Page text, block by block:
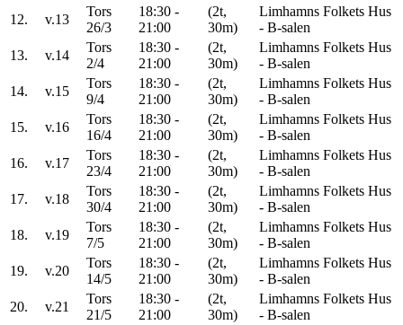
12.
v.13
Tors
26/3
18:30 -
21:00
(2t,
30m)
Limhamns Folkets Hus
- B-salen
13.
v.14
Tors
2/4
18:30 -
21:00
(2t,
30m)
Limhamns Folkets Hus
- B-salen
14.
v.15
Tors
9/4
18:30 -
21:00
(2t,
30m)
Limhamns Folkets Hus
- B-salen
15.
v.16
Tors
16/4
18:30 -
21:00
(2t,
30m)
Limhamns Folkets Hus
- B-salen
16.
v.17
Tors
23/4
18:30 -
21:00
(2t,
30m)
Limhamns Folkets Hus
- B-salen
17.
v.18
Tors
30/4
18:30 -
21:00
(2t,
30m)
Limhamns Folkets Hus
- B-salen
18.
v.19
Tors
7/5
18:30 -
21:00
(2t,
30m)
Limhamns Folkets Hus
- B-salen
19.
v.20
Tors
14/5
18:30 -
21:00
(2t,
30m)
Limhamns Folkets Hus
- B-salen
20.
v.21
Tors
21/5
18:30 -
21:00
(2t,
30m)
Limhamns Folkets Hus
- B-salen